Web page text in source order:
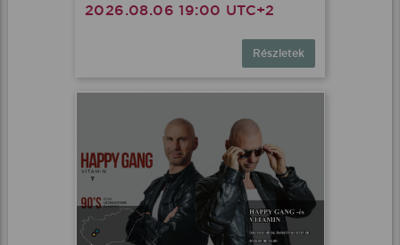
2026.08.06 19:00 UTC+2
Részletek